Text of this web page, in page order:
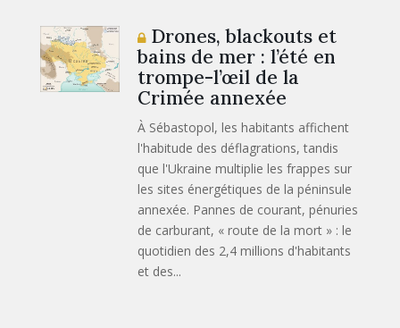
Drones, blackouts et
bains de mer : l’été en
trompe-l’œil de la
Crimée annexée
À Sébastopol, les habitants affichent
l'habitude des déflagrations, tandis
que l'Ukraine multiplie les frappes sur
les sites énergétiques de la péninsule
annexée. Pannes de courant, pénuries
de carburant, « route de la mort » : le
quotidien des 2,4 millions d'habitants
et des...